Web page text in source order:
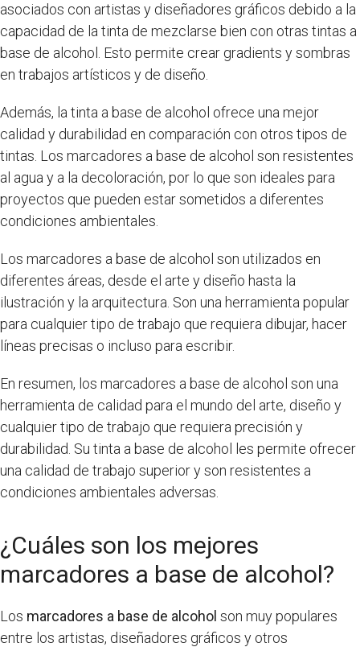
asociados con artistas y diseñadores gráficos debido a la
capacidad de la tinta de mezclarse bien con otras tintas a
base de alcohol. Esto permite crear gradients y sombras
en trabajos artísticos y de diseño.
Además, la tinta a base de alcohol ofrece una mejor
calidad y durabilidad en comparación con otros tipos de
tintas. Los marcadores a base de alcohol son resistentes
al agua y a la decoloración, por lo que son ideales para
proyectos que pueden estar sometidos a diferentes
condiciones ambientales.
Los marcadores a base de alcohol son utilizados en
diferentes áreas, desde el arte y diseño hasta la
ilustración y la arquitectura. Son una herramienta popular
para cualquier tipo de trabajo que requiera dibujar, hacer
líneas precisas o incluso para escribir.
En resumen, los marcadores a base de alcohol son una
herramienta de calidad para el mundo del arte, diseño y
cualquier tipo de trabajo que requiera precisión y
durabilidad. Su tinta a base de alcohol les permite ofrecer
una calidad de trabajo superior y son resistentes a
condiciones ambientales adversas.
¿Cuáles son los mejores
marcadores a base de alcohol?
Los marcadores a base de alcohol son muy populares
entre los artistas, diseñadores gráficos y otros